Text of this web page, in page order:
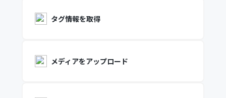
タグ情報を取得
メディアをアップロード